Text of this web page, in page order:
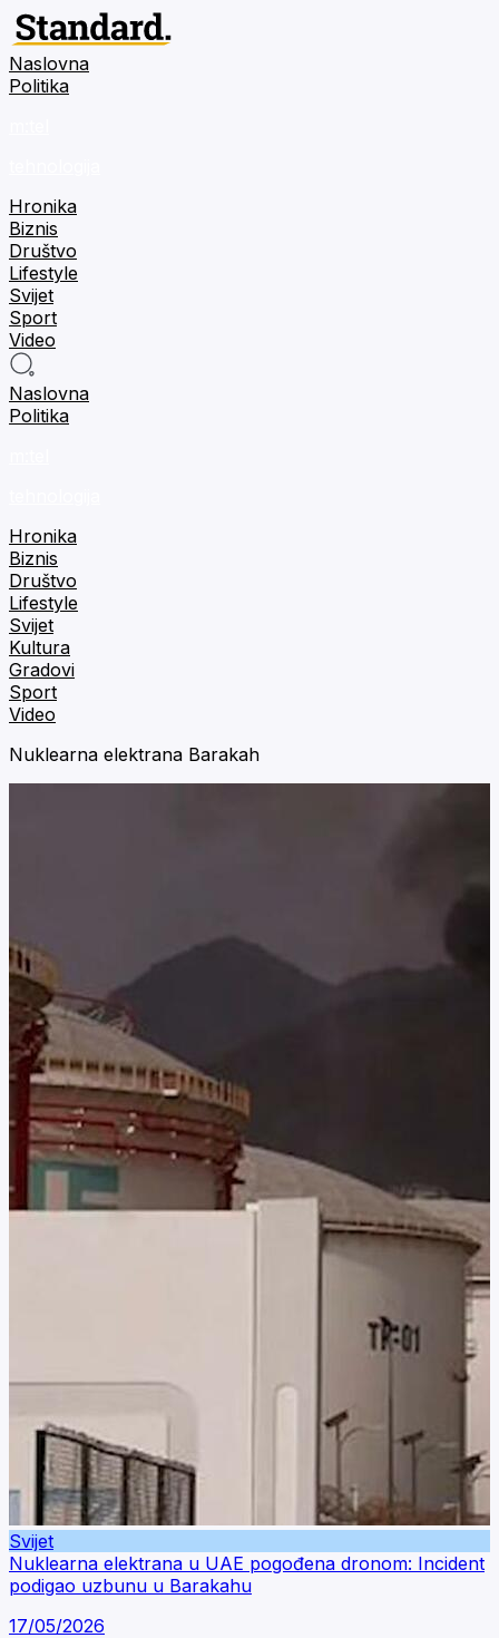
Naslovna
Politika
Hronika
Biznis
Društvo
Lifestyle
Svijet
Sport
Video
Naslovna
Politika
Hronika
Biznis
Društvo
Lifestyle
Svijet
Kultura
Gradovi
Sport
Video
Nuklearna elektrana Barakah
Svijet
Nuklearna elektrana u UAE pogođena dronom: Incident
podigao uzbunu u Barakahu
17/05/2026